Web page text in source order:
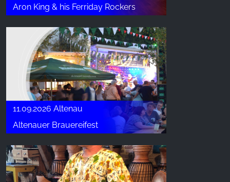
Aron King & his Ferriday Rockers
11.09.2026 Altenau
Altenauer Brauereifest